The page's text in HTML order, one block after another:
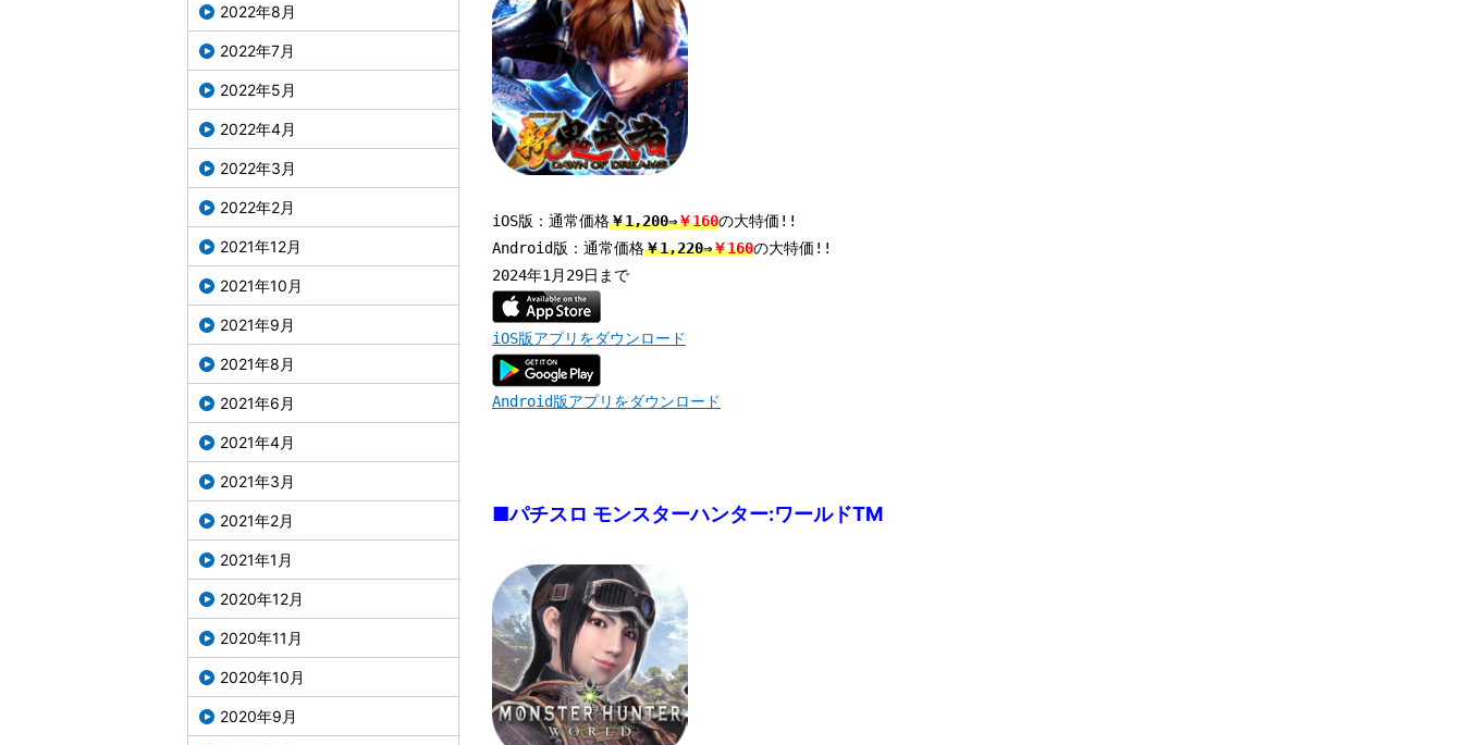
2022年8月
2022年7月
2022年5月
2022年4月
2022年3月
2022年2月
2021年12月
2021年10月
2021年9月
2021年8月
2021年6月
2021年4月
2021年3月
2021年2月
2021年1月
2020年12月
2020年11月
2020年10月
2020年9月
iOS版：通常価格￥1,200⇒￥160の大特価!!
Android版：通常価格￥1,220⇒￥160の大特価!!
iOS版アプリをダウンロード
Android版アプリをダウンロード
■パチスロ モンスターハンター:ワールドTM